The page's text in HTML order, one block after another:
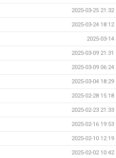
2025-03-25 21:32
2025-03-24 18:12
2025-03-14
2025-03-09 21:31
2025-03-09 06:24
2025-03-04 18:29
2025-02-28 15:18
2025-02-23 21:33
2025-02-16 19:53
2025-02-10 12:19
2025-02-02 10:42